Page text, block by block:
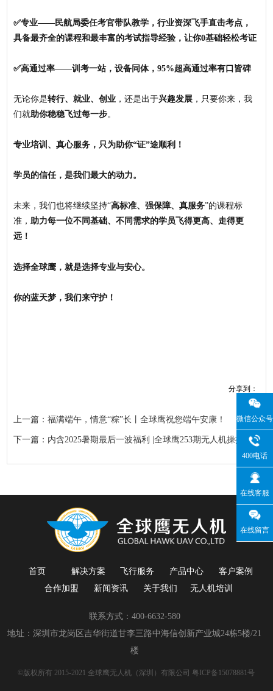
✅专业——民航局委任考官带队教学，行业资深飞手直击考点，
具备最齐全的课程和最丰富的考试指导经验，让你0基础轻松考证
✅高通过率——训考一站，设备同体，95%超高通过率有口皆碑
无论你是转行、就业、创业 ，还是出于兴趣发展 ，只要你来，我
们就 助你稳稳飞过每一步。
专业培训、真心服务，只为助你“证”途顺利！
学员的信任，是我们最大的动力。
未来，我们也将继续坚持“高标准、强保障、真服务”的课程标
准，助力每一位不同基础、不同需求的学员飞得更高、走得更
远！
选择全球鹰，就是选择专业与安心。
你的蓝天梦，我们来守护！
分享到：
上一篇：福满端午，情意“粽”长丨全球鹰祝您端午安康！
下一篇：内含2025暑期最后一波福利 |全球鹰253期无人机操控员执照培训班开班仪式！
微信公众号
400电话
在线客服
在线留言
首页 解决方案 飞行服务 产品中心
客户案例
合作加盟
新闻资讯 关于我们 无人机培训
联系方式：400-6632-580
地址：深圳市龙岗区吉华街道甘李三路中海信创新产业城24栋5楼/21
楼
©版权所有 2015-2021 全球鹰无人机（深圳）有限公司粤ICP备15078881号